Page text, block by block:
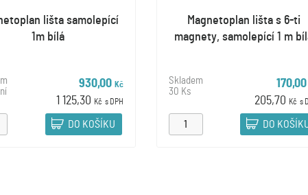
lišta samolepící
1m bílá
930,00 Kč
1 125,30 Kč s DPH
DO KOŠÍKU
Magnetoplan lišta s 6-ti
magnety, samolepící 1 m
Skladem
30 Ks
205,70 Kč s
DO